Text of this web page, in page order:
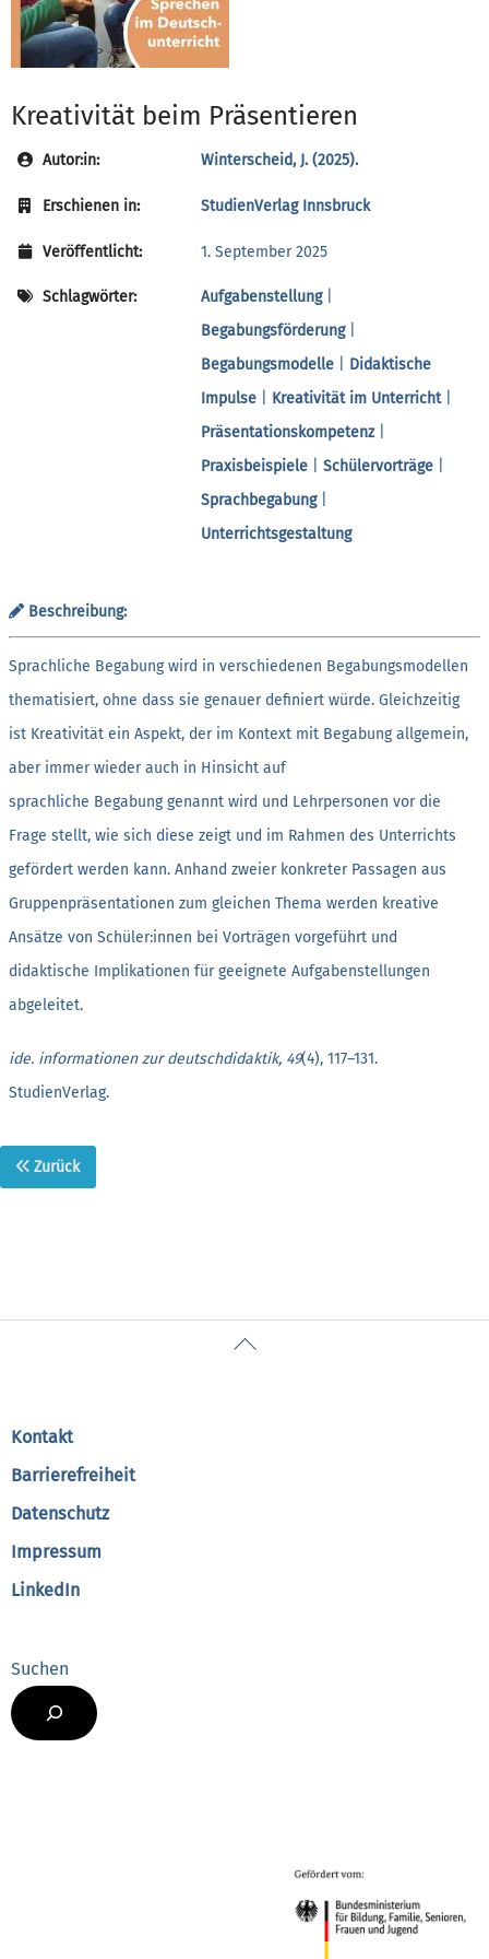
Kreativität beim Präsentieren
Autor:in: Winterscheid, J. (2025).
Erschienen in: StudienVerlag Innsbruck
Veröffentlicht: 1. September 2025
Schlagwörter: Aufgabenstellung|
Begabungsförderung|
Begabungsmodelle
Didaktische
Impulse
Kreativität im Unterricht|
Präsentationskompetenz|
Praxisbeispiele
Schülervorträge
Sprachbegabung|
Unterrichtsgestaltung
Beschreibung:
Sprachliche Begabung wird in verschiedenen Begabungsmodellen
thematisiert, ohne dass sie genauer definiert würde. Gleichzeitig
ist Kreativität ein Aspekt, der im Kontext mit Begabung allgemein,
aber immer wieder auch in Hinsicht auf
sprachliche Begabung genannt wird und Lehrpersonen vor die
Frage stellt, wie sich diese zeigt und im Rahmen des Unterrichts
gefördert werden kann. Anhand zweier konkreter Passagen aus
Gruppenpräsentationen zum gleichen Thema werden kreative
Ansätze von Schüler:innen bei Vorträgen vorgeführt und
didaktische Implikationen für geeignete Aufgabenstellungen
abgeleitet.
ide. informationen zur deutschdidaktik, 49(4), 117–131.
StudienVerlag.
Zurück
Back
Kontakt
Barrierefreiheit
Datenschutz
Impressum
LinkedIn
Suchen